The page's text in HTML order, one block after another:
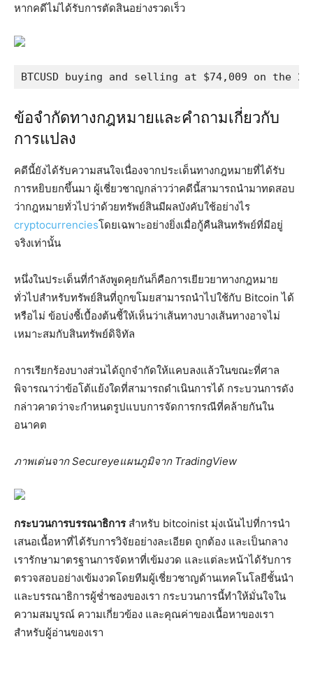
หากคดีไม่ได้รับการตัดสินอย่างรวดเร็ว
BTCUSD buying and selling at $74,009 on the
ข้อจำกัดทางกฎหมายและคำถามเกี่ยวกับ
การแปลง
คดีนี้ยังได้รับความสนใจเนื่องจากประเด็นทางกฎหมายที่ได้รับ
การหยิบยกขึ้นมา ผู้เชี่ยวชาญกล่าวว่าคดีนี้สามารถนำมาทดสอบ
ว่ากฎหมายทั่วไปว่าด้วยทรัพย์สินมีผลบังคับใช้อย่างไร
cryptocurrenciesโดยเฉพาะอย่างยิ่งเมื่อกู้คืนสินทรัพย์ที่มีอยู่
จริงเท่านั้น
หนึ่งในประเด็นที่กำลังพูดคุยกันก็คือการเยียวยาทางกฎหมาย
ทั่วไปสำหรับทรัพย์สินที่ถูกขโมยสามารถนำไปใช้กับ Bitcoin ได้
หรือไม่ ข้อบ่งชี้เบื้องต้นชี้ให้เห็นว่าเส้นทางบางเส้นทางอาจไม่
เหมาะสมกับสินทรัพย์ดิจิทัล
การเรียกร้องบางส่วนได้ถูกจำกัดให้แคบลงแล้วในขณะที่ศาล
พิจารณาว่าข้อโต้แย้งใดที่สามารถดำเนินการได้ กระบวนการดัง
กล่าวคาดว่าจะกำหนดรูปแบบการจัดการกรณีที่คล้ายกันใน
อนาคต
ภาพเด่นจาก Secureyeแผนภูมิจาก TradingView
กระบวนการบรรณาธิการสำหรับ bitcoinist มุ่งเน้นไปที่การนำ
เสนอเนื้อหาที่ได้รับการวิจัยอย่างละเอียด ถูกต้อง และเป็นกลาง
เรารักษามาตรฐานการจัดหาที่เข้มงวด และแต่ละหน้าได้รับการ
ตรวจสอบอย่างเข้มงวดโดยทีมผู้เชี่ยวชาญด้านเทคโนโลยีชั้นนำ
และบรรณาธิการผู้ช่ำชองของเรา กระบวนการนี้ทำให้มั่นใจใน
ความสมบูรณ์ ความเกี่ยวข้อง และคุณค่าของเนื้อหาของเรา
สำหรับผู้อ่านของเรา